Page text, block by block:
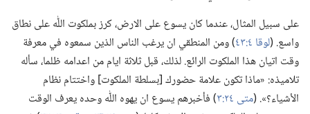
على سبيل المثال،‏ عندما كان يسوع على الارض،‏ كرز بملكوت اللّٰه على نطاق
واسع.‏ (‏لوقا ٤:‏٤٣
‏)‏ ومن المنطقي ان يرغب الناس الذين سمعوه في معرفة
وقت اتيان هذا الملكوت الرائع.‏ لذلك،‏ قبل ثلاثة ايام من اعدامه ظلما،‏ سأله
تلاميذه:‏ «ماذا تكون علامة حضورك [بسلطة الملكوت] واختتام نظام
الأشياء؟‏».‏ (‏متى ٢٤:‏٣
‏)‏ فأخبرهم يسوع ان يهوه اللّٰه وحده يعرف الوقت